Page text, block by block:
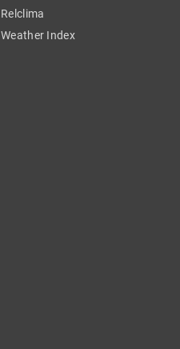
Relclima
Weather Index